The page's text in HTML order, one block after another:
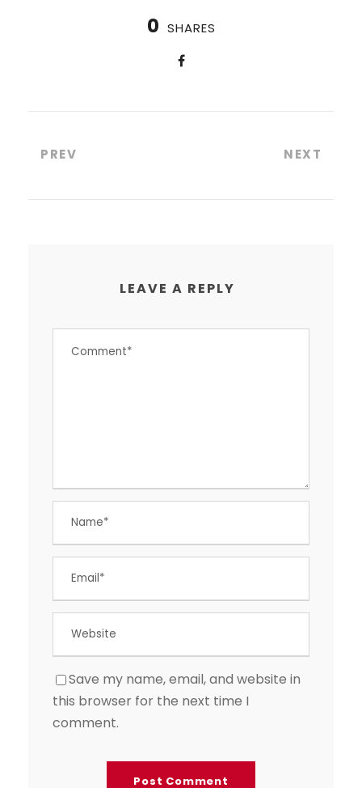
0 SHARES
PREV NEXT
LEAVE A REPLY
Save my name, email, and website in
this browser for the next time I
comment.